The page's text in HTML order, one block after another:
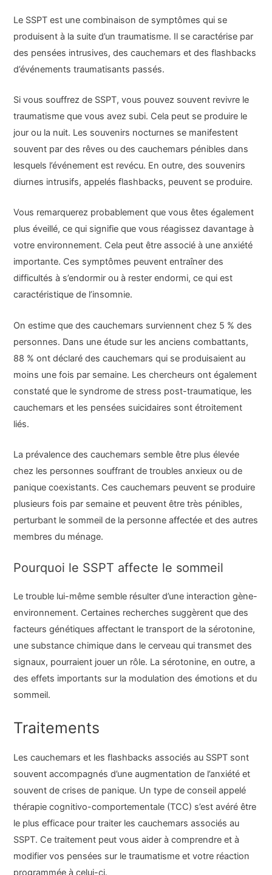
Le SSPT est une combinaison de symptômes qui se
produisent à la suite d’un traumatisme. Il se caractérise par
des pensées intrusives, des cauchemars et des flashbacks
d’événements traumatisants passés.
Si vous souffrez de SSPT, vous pouvez souvent revivre le
traumatisme que vous avez subi. Cela peut se produire le
jour ou la nuit. Les souvenirs nocturnes se manifestent
souvent par des rêves ou des cauchemars pénibles dans
lesquels l’événement est revécu. En outre, des souvenirs
diurnes intrusifs, appelés flashbacks, peuvent se produire.
Vous remarquerez probablement que vous êtes également
plus éveillé, ce qui signifie que vous réagissez davantage à
votre environnement. Cela peut être associé à une anxiété
importante. Ces symptômes peuvent entraîner des
difficultés à s’endormir ou à rester endormi, ce qui est
caractéristique de l’insomnie.
On estime que des cauchemars surviennent chez 5 % des
personnes. Dans une étude sur les anciens combattants,
88 % ont déclaré des cauchemars qui se produisaient au
moins une fois par semaine. Les chercheurs ont également
constaté que le syndrome de stress post-traumatique, les
cauchemars et les pensées suicidaires sont étroitement
liés.
La prévalence des cauchemars semble être plus élevée
chez les personnes souffrant de troubles anxieux ou de
panique coexistants. Ces cauchemars peuvent se produire
plusieurs fois par semaine et peuvent être très pénibles,
perturbant le sommeil de la personne affectée et des autres
membres du ménage.
Pourquoi le SSPT affecte le sommeil
Le trouble lui-même semble résulter d’une interaction gène-
environnement. Certaines recherches suggèrent que des
facteurs génétiques affectant le transport de la sérotonine,
une substance chimique dans le cerveau qui transmet des
signaux, pourraient jouer un rôle. La sérotonine, en outre, a
des effets importants sur la modulation des émotions et du
sommeil.
Traitements
Les cauchemars et les flashbacks associés au SSPT sont
souvent accompagnés d’une augmentation de l’anxiété et
souvent de crises de panique. Un type de conseil appelé
thérapie cognitivo-comportementale (TCC) s’est avéré être
le plus efficace pour traiter les cauchemars associés au
SSPT. Ce traitement peut vous aider à comprendre et à
modifier vos pensées sur le traumatisme et votre réaction
programmée à celui-ci.